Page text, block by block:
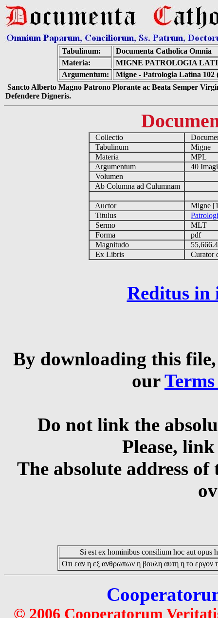
Tabulinum:
Documenta Catholica Omnia
Materia:
MIGNE PATROLOGIA
Argumentum:
Migne - Patrologia Latina 102
Sancto Alberto Magno Patrono Plorante ac Beata Semper
Defendere Digneris.
Collectio
Tabulinum
Migne
Materia
MPL
Argumentum
40
Volumen
Ab Columna ad Culumnam
Auctor
Migne
Titulus
Sermo
MLT
Forma
pdf
Magnitudo
Ex Libris
Curator
Reditus in
By downloading this
our
Do not link the
Please,
The absolute address
Si est ex hominibus consilium hoc aut opus
Οτι εαν η εξ ανθρωπων η βουλη αυτη η το εργον
© 2006 Cooperatorum